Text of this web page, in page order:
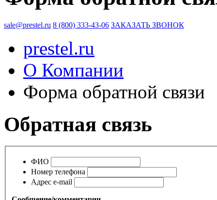
sale@prestel.ru 8 (800) 333-43-06 ЗАКАЗАТЬ ЗВОНОК
prestel.ru
О Компании
Форма обратной связи
Обратная связь
ФИО
Номер телефона
Адрес e-mail